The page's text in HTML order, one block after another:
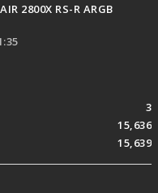
2800X RS-R ARGB
3
15,636
15,639